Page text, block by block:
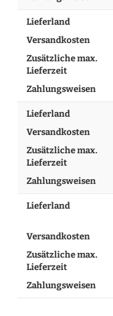
Lieferland
Versandkosten
Zusätzliche max.
Lieferzeit
Zahlungsweisen
Lieferland
Versandkosten
Zusätzliche max.
Lieferzeit
Zahlungsweisen
Lieferland
Versandkosten
Zusätzliche max.
Lieferzeit
Zahlungsweisen